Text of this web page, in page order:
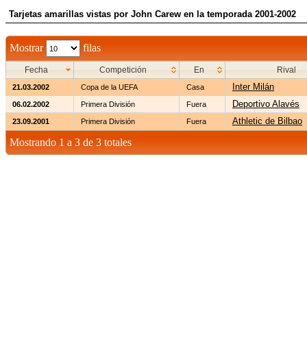
Tarjetas amarillas vistas por John Carew en la temporada 2001-2002
Mostrar filas
Fecha Competición En Rival
21.03.2002 Copa de la UEFA Casa Inter Milán
06.02.2002 Primera División Fuera Deportivo Alavés
23.09.2001 Primera División Fuera Athletic de Bilbao
Mostrando 1 a 3 de 3 totales